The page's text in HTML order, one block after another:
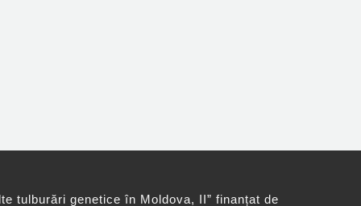
tulburări genetice în Moldova, II” finanțat de